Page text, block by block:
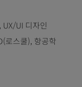
UX/UI 디자인
로스쿨), 항공학